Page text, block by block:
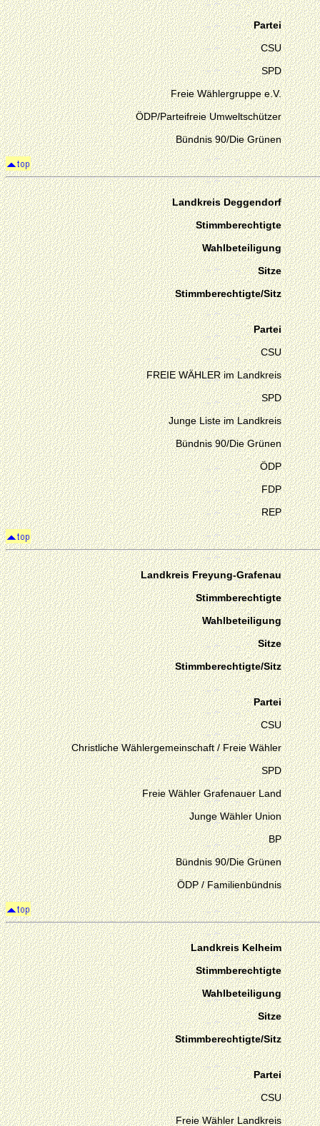
Partei
CSU
SPD
Freie Wählergruppe e.V.
ÖDP/Parteifreie Umweltschützer
Bündnis 90/Die Grünen
Landkreis Deggendorf
Stimmberechtigte
Wahlbeteiligung
Sitze
Stimmberechtigte/Sitz
Partei
CSU
FREIE WÄHLER im Landkreis
SPD
Junge Liste im Landkreis
Bündnis 90/Die Grünen
ÖDP
FDP
REP
Landkreis Freyung-Grafenau
Stimmberechtigte
Wahlbeteiligung
Sitze
Stimmberechtigte/Sitz
Partei
CSU
Christliche Wählergemeinschaft / Freie Wähler
SPD
Freie Wähler Grafenauer Land
Junge Wähler Union
BP
Bündnis 90/Die Grünen
ÖDP / Familienbündnis
Landkreis Kelheim
Stimmberechtigte
Wahlbeteiligung
Sitze
Stimmberechtigte/Sitz
Partei
CSU
Freie Wähler Landkreis